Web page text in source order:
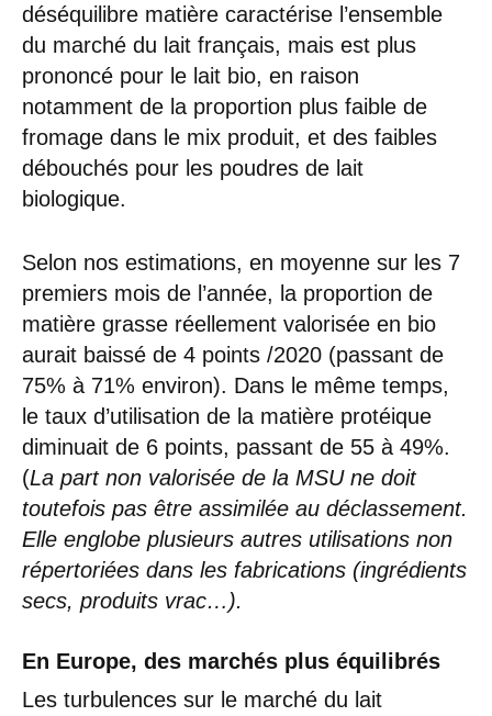
déséquilibre matière caractérise l’ensemble
du marché du lait français, mais est plus
prononcé pour le lait bio, en raison
notamment de la proportion plus faible de
fromage dans le mix produit, et des faibles
débouchés pour les poudres de lait
biologique.
Selon nos estimations, en moyenne sur les 7
premiers mois de l’année, la proportion de
matière grasse réellement valorisée en bio
aurait baissé de 4 points /2020 (passant de
75% à 71% environ). Dans le même temps,
le taux d’utilisation de la matière protéique
diminuait de 6 points, passant de 55 à 49%.
(La part non valorisée de la MSU ne doit
toutefois pas être assimilée au déclassement.
Elle englobe plusieurs autres utilisations non
répertoriées dans les fabrications (ingrédients
secs, produits vrac…).
En Europe, des marchés plus équilibrés
Les turbulences sur le marché du lait